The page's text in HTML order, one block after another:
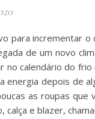
para incrementar o
de um novo
calendário do
energia depois de
as roupas que
calça e blazer,